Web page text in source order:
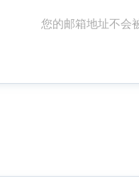
您的邮箱地址不会